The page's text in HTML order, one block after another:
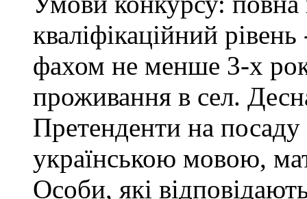
кваліфікаційний
фахом не менше 3-х
проживання в сел.
Претенденти на посаду
українською мовою,
Особи, які